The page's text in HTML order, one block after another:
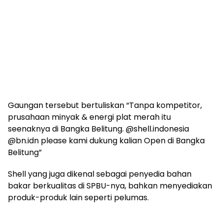
‎Gaungan tersebut bertuliskan “Tanpa kompetitor,
prusahaan minyak & energi plat merah itu
seenaknya di Bangka Belitung. @shell.indonesia
@bn.idn please kami dukung kalian Open di Bangka
Belitung”
‎Shell yang juga dikenal sebagai penyedia bahan
bakar berkualitas di SPBU-nya, bahkan menyediakan
produk-produk lain seperti pelumas.